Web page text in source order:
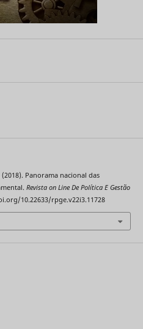
Panorama nacional das
Revista on Line De Política E Gestão
10.22633/rpge.v22i3.11728